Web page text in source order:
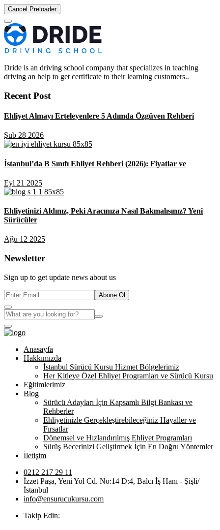
Cancel Preloader
Dride is an driving school company that specializes in teaching
driving an help to get certificate to their learning customers..
Recent Post
Ehliyet Almayı Erteleyenlere 5 Adımda Özgüven Rehberi
Şub 28 2026
İstanbul’da B Sınıfı Ehliyet Rehberi (2026): Fiyatlar ve
Eyl 21 2025
Ehliyetinizi Aldınız, Peki Aracınıza Nasıl Bakmalısınız? Yeni
Sürücüler
Ağu 12 2025
Newsletter
Sign up to get update news about us
Abone Ol
Anasayfa
Hakkımızda
İstanbul Sürücü Kursu Hizmet Bölgelerimiz
Her Kitleye Özel Ehliyet Programları ve Sürücü Kursu
Eğitimlerimiz
Blog
Sürücü Adayları İçin Kapsamlı Bilgi Bankası ve
Rehberler
Ehliyetinizle Gerçekleştirebileceğiniz Hayaller ve
Fırsatlar
Dönemsel ve Hızlandırılmış Ehliyet Programları
Sürüş Becerinizi Geliştirmek İçin En Doğru Yöntemler
İletişim
0212 217 29 11
İzzet Paşa, Yeni Yol Cd. No:14 D:4, Balcı İş Hanı - Şişli/
İstanbul
info@ensurucukursu.com
Takip Edin: